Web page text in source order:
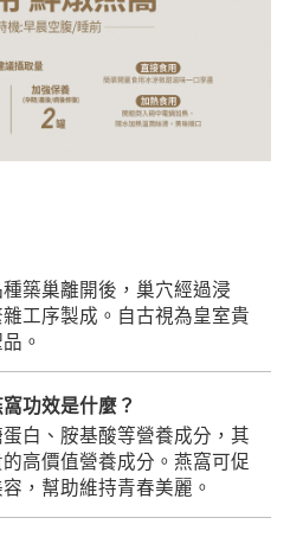
築巢離開後，巢穴經過浸
工序製成。自古視為皇室貴
。
功效是什麼？
白、胺基酸等營養成分，其
高價值營養成分。燕窩可促
，幫助維持青春美麗。